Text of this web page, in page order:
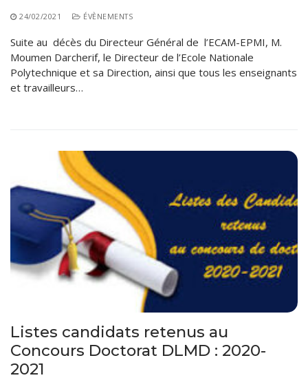
24/02/2021 ÉVÈNEMENTS
Suite au décès du Directeur Général de l’ECAM-EPMI, M.
Moumen Darcherif, le Directeur de l’Ecole Nationale
Polytechnique et sa Direction, ainsi que tous les enseignants
et travailleurs…
Listes candidats retenus au
Concours Doctorat DLMD : 2020-
2021